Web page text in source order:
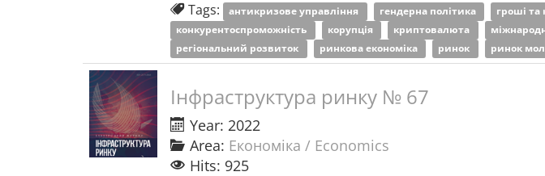
Tags: антикризове управління гендерна політика гроші та
конкурентоспроможність
корупція криптовалюта
регіональний розвиток
ринкова економіка ринок ринок
Інфраструктура ринку № 67
Year: 2022
Area: Економіка / Economics
Hits: 925